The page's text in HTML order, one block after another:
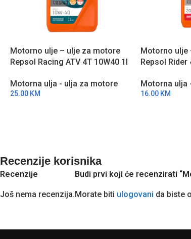
Motorno ulje – ulje za motore
Repsol Racing ATV 4T 10W40 1l
Motorna ulja - ulja za motore
25.00 KM
Motorno ulje
Repsol Rider
Motorna ulja
16.00 KM
Recenzije korisnika
Recenzije
Još nema recenzija.
Budi prvi koji će recenzirati
Morate biti ulogovani da biste